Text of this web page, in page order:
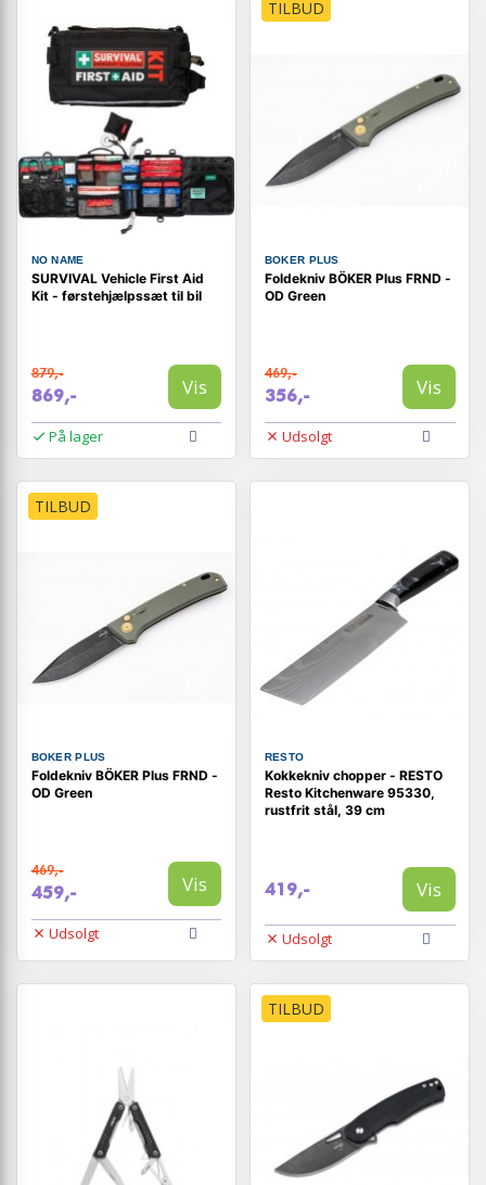
NO NAME
SURVIVAL Vehicle First Aid
Kit - førstehjælpssæt til bil
879,-
869,- Vis
På lager
TILBUD
BOKER PLUS
Foldekniv BÖKER Plus FRND -
OD Green
469,-
356,- Vis
Udsolgt
TILBUD
BOKER PLUS
Foldekniv BÖKER Plus FRND -
OD Green
469,-
459,- Vis
Udsolgt
RESTO
Kokkekniv chopper - RESTO
Resto Kitchenware 95330,
rustfrit stål, 39 cm
419,- Vis
Udsolgt
TILBUD